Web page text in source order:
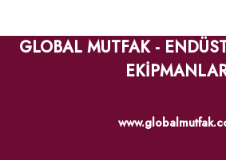
GLOBAL MUTFAK -